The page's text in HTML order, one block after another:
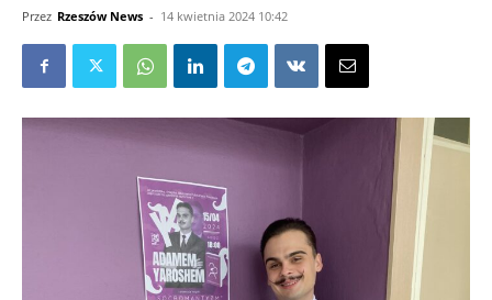
Przez Rzeszów News - 14 kwietnia 2024 10:42